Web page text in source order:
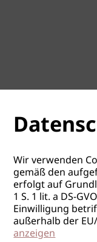
Wir verwenden
gemäß den
erfolgt auf
1 S. 1 lit. a DS-
Einwilligung
außerhalb der
anzeigen